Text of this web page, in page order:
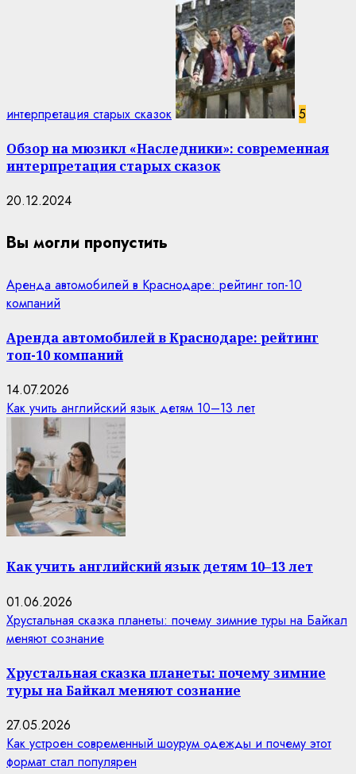
интерпретация старых сказок 5
Обзор на мюзикл «Наследники»: современная
интерпретация старых сказок
20.12.2024
Вы могли пропустить
Аренда автомобилей в Краснодаре: рейтинг топ-10
компаний
Аренда автомобилей в Краснодаре: рейтинг
топ-10 компаний
14.07.2026
Как учить английский язык детям 10–13 лет
Как учить английский язык детям 10–13 лет
01.06.2026
Хрустальная сказка планеты: почему зимние туры на Байкал
меняют сознание
Хрустальная сказка планеты: почему зимние
туры на Байкал меняют сознание
27.05.2026
Как устроен современный шоурум одежды и почему этот
формат стал популярен